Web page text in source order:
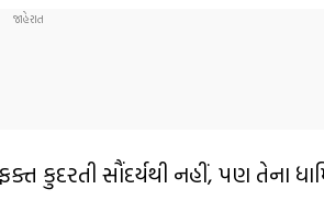
કુદરતી સૌંદર્યથી નહીં, પણ તેના